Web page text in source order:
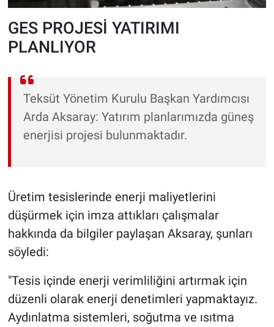
GES PROJESİ YATIRIMI
PLANLIYOR
Teksüt Yönetim Kurulu Başkan Yardımcısı
Arda Aksaray: Yatırım planlarımızda güneş
enerjisi projesi bulunmaktadır.
Üretim tesislerinde enerji maliyetlerini
düşürmek için imza attıkları çalışmalar
hakkında da bilgiler paylaşan Aksaray, şunları
söyledi:
"Tesis içinde enerji verimliliğini artırmak için
düzenli olarak enerji denetimleri yapmaktayız.
Aydınlatma sistemleri, soğutma ve ısıtma